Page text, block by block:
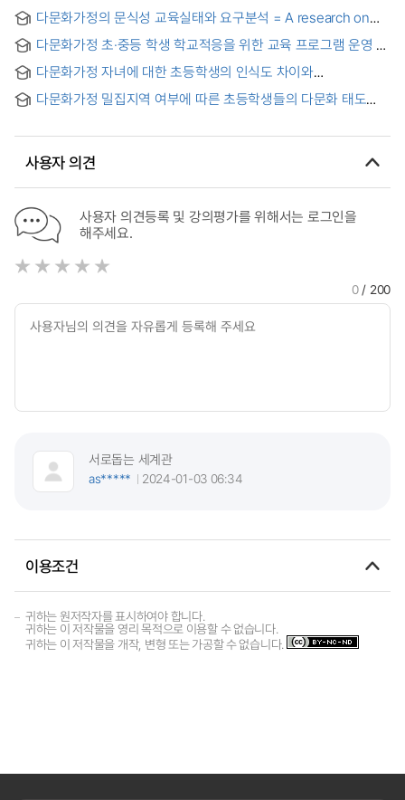
다문화가정의 문식성 교육실태와 요구분석 = A research on
families
다문화가정 초·중등 학생 학교적응을 위한 교육 프로그램 운영 및
다문화가정 자녀에 대한 초등학생의 인식도 차이와
다문화가정 밀집지역 여부에 따른 초등학생들의 다문화 태도
사용자 의견
사용자 의견등록 및 강의평가를 위해서는 로그인을
해주세요.
0/ 200
서로돕는 세계관
as*****
2024-01-03 06:34
이용조건
귀하는 원저작자를 표시하여야 합니다.
귀하는 이 저작물을 영리 목적으로 이용할 수 없습니다.
귀하는 이 저작물을 개작, 변형 또는 가공할 수 없습니다.